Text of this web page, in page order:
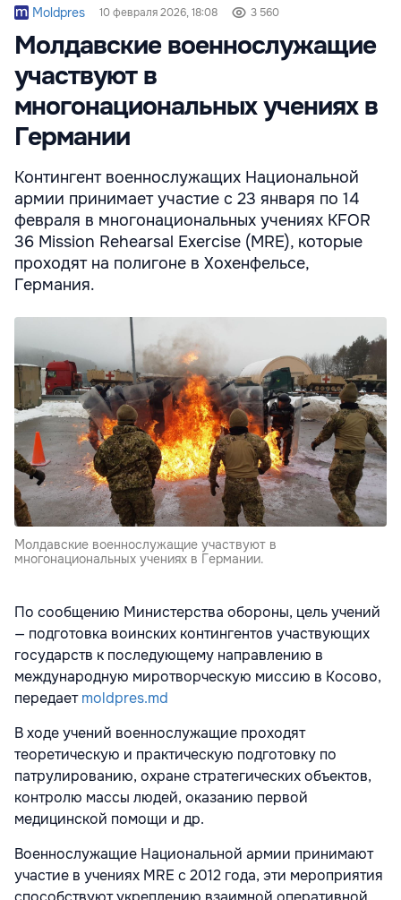
Moldpres 10 февраля 2026, 18:08 3 560
Молдавские военнослужащие
участвуют в
многонациональных учениях в
Германии
Контингент военнослужащих Национальной
армии принимает участие с 23 января по 14
февраля в многонациональных учениях KFOR
36 Mission Rehearsal Exercise (MRE), которые
проходят на полигоне в Хохенфельсе,
Германия.
Молдавские военнослужащие участвуют в
многонациональных учениях в Германии.
По сообщению Министерства обороны, цель учений
— подготовка воинских контингентов участвующих
государств к последующему направлению в
международную миротворческую миссию в Косово,
передаетmoldpres.md
В ходе учений военнослужащие проходят
теоретическую и практическую подготовку по
патрулированию, охране стратегических объектов,
контролю массы людей, оказанию первой
медицинской помощи и др.
Военнослужащие Национальной армии принимают
участие в учениях MRE с 2012 года, эти мероприятия